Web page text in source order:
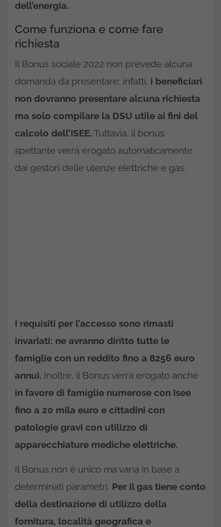
dell’energia.
Come funziona e come fare
richiesta
Il Bonus sociale 2022 non prevede alcuna
domanda da presentare: infatti, i beneficiari
non dovranno presentare alcuna richiesta
ma solo compilare la DSU utile ai fini del
calcolo dell’ISEE. Tuttavia, il bonus
spettante verrà erogato automaticamente
dai gestori delle utenze elettriche e gas.
I requisiti per l’accesso sono rimasti
invariati: ne avranno diritto tutte le
famiglie con un reddito fino a 8256 euro
annui. Inoltre, il Bonus verrà erogato anche
in favore di famiglie numerose con Isee
fino a 20 mila euro e cittadini con
patologie gravi con utilizzo di
apparecchiature mediche elettriche.
Il Bonus non è unico ma varia in base a
determinati parametri. Per il gas tiene conto
della destinazione di utilizzo della
fornitura, località geografica e